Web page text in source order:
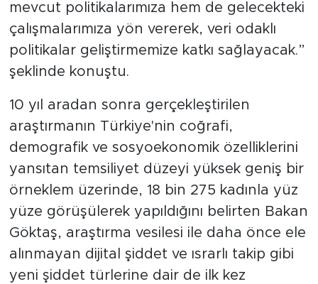
mevcut politikalarımıza hem de gelecekteki
çalışmalarımıza yön vererek, veri odaklı
politikalar geliştirmemize katkı sağlayacak.”
şeklinde konuştu.
10 yıl aradan sonra gerçekleştirilen
araştırmanın Türkiye'nin coğrafi,
demografik ve sosyoekonomik özelliklerini
yansıtan temsiliyet düzeyi yüksek geniş bir
örneklem üzerinde, 18 bin 275 kadınla yüz
yüze görüşülerek yapıldığını belirten Bakan
Göktaş, araştırma vesilesi ile daha önce ele
alınmayan dijital şiddet ve ısrarlı takip gibi
yeni şiddet türlerine dair de ilk kez